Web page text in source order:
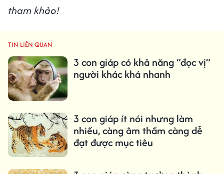
tham khảo!
TIN LIÊN QUAN
3 con giáp có khả năng “đọc vị”
người khác khá nhanh
3 con giáp ít nói nhưng làm
nhiều, càng âm thầm càng dễ
đạt được mục tiêu